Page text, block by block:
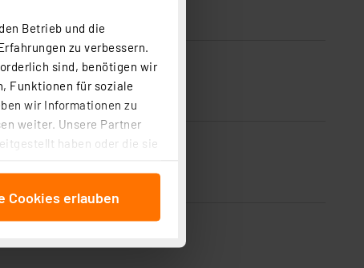
Betrieb und die
zu verbessern.
sind, benötigen wir
Funktionen für soziale
wir Informationen zu
weiter. Unsere Partner
haben oder die sie
(Art. 6
ist durch Klick auf den
Einstellungen“
Cookies erlauben